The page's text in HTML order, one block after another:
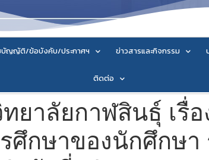
บัญญัติ/ข้อบังคับ/ประกาศฯ ข่าวสารและกิจกรรม
ติดต่อ
ยาลัยกาฬสินธุ์ เรื่อ
ศึกษาของนักศึกษ